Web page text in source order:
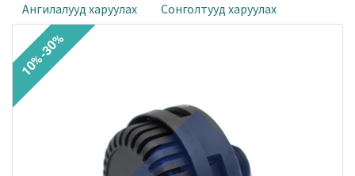
Ангилалууд харуулах Сонголтууд харуулах
10%-30%